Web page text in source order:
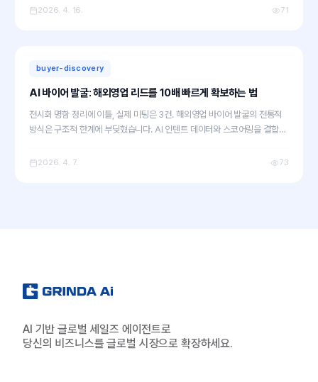
반드시 읽어야 할 현장 기록입니다.
2026. 4. 16. 71
buyer-discovery
AI 바이어 발굴: 해외영업 리드를 10배 빠르게 확보하는 법
전시회 명함 정리에 이틀, 실제 미팅은 3건. 해외영업 바이어 발굴의 전통적
방식은 구조적 한계에 부딪혔습니다. AI 인텐트 데이터와 스코어링을 결합한
한국 수출 기업 맞춤 시나리오를 공유합니다.
2026. 4. 7. 73
AI 기반 글로벌 세일즈 에이전트로
당신의 비즈니스를 글로벌 시장으로 확장하세요.